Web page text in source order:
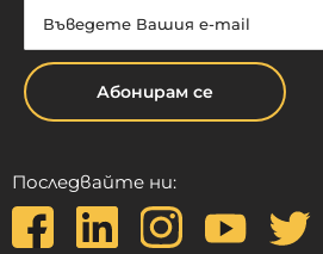
Абонирам се
Последвайте ни: